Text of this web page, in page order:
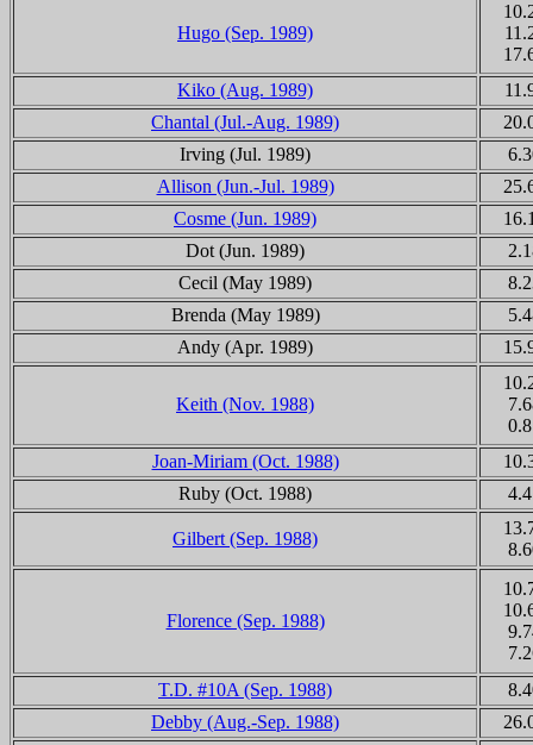
Hugo (Sep. 1989)
Kiko (Aug. 1989)
Chantal (Jul.-Aug. 1989)
Irving (Jul. 1989)
Allison (Jun.-Jul. 1989)
Cosme (Jun. 1989)
Dot (Jun. 1989)
Cecil (May 1989)
Brenda (May 1989)
Andy (Apr. 1989)
Keith (Nov. 1988)
Joan-Miriam (Oct. 1988)
Ruby (Oct. 1988)
Gilbert (Sep. 1988)
Florence (Sep. 1988)
T.D. #10A (Sep. 1988)
Debby (Aug.-Sep. 1988)